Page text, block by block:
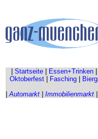
Startseite| Essen+Trinken|
Oktoberfest| Fasching|
|Automarkt Immobilienmarkt